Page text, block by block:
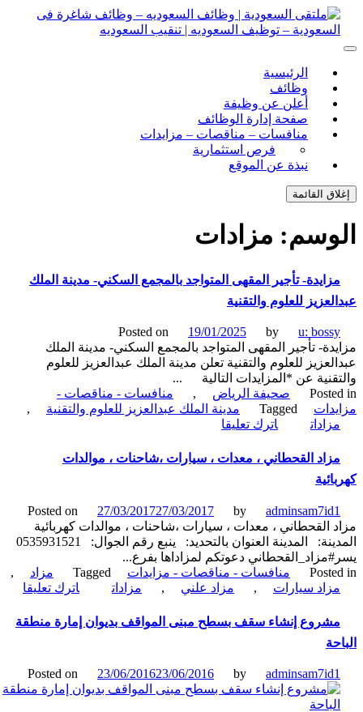
– توظيف السعوديه | تنقيب السعوديه
السعوديه | تنقيب السعوديه
الرئيسية
وظائف
أعلن عن وظيفة
صفحة إدارة الوظائف
منافسات – مناقصات – مزايدات
فرص استثمارية
نبذة عن الموقع
القائمة
مزادات
تأجير المقهى المتواجد بالمجمع السكني- مدينة الملك
للعلوم والتقنية
Posted on 19/01/2025 by
u:
تأجير المقهى المتواجد بالمجمع السكني- مدينة الملك
للعلوم والتقنية تعلن مدينة الملك عبدالعزيز للعلوم
عن *المزايدات التالية ...
صحيفة الرياض ,
منافسات - مناقصات -
Tagged مدينة الملك عبدالعزيز للعلوم والتقنية
,
اترك تعليقاon
تأجير
المقهى
السكني-
مدينة
الملك
عبدالعزيز
للعلوم
والتقنية
القحطاني ، معدات ، سيارات ،شاحنات ، موالدات
Posted on 27/03/201727/03/2017 by
القحطاني ، معدات ، سيارات ،شاحنات ، موالدات كهربائية
المدينة: المدينة العنوان بالتحديد: ينبع رقم الجوال: 0535931521
دعوتكم لمزاداها بفرع...
منافسات - مناقصات - مزايدات Tagged مزاد
سيارات
, مزاد علني , مزادات اترك تعليقاon
القحطاني
،
سيارات
،شاحنات
إنشاء سقف بسطح مبنى المواقف بديوان إمارة منطقة
Posted on 23/06/201623/06/2016 by